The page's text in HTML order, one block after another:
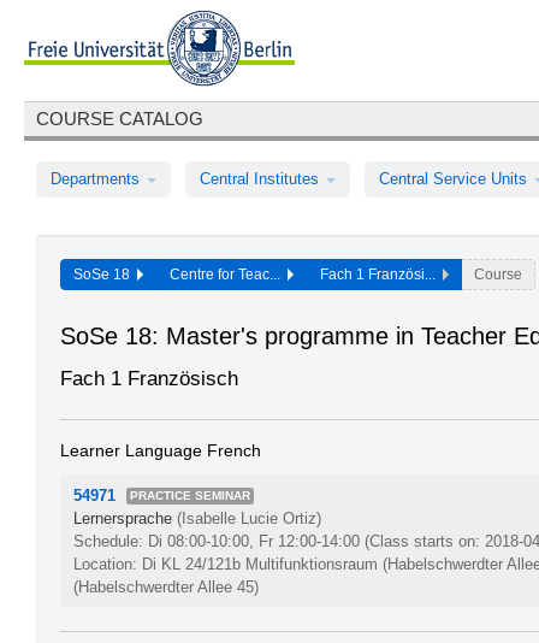
COURSE CATALOG
Departments Central Institutes Central Service Units
SoSe 18 Centre for Teac... Fach 1 Französi... Course
SoSe 18: Master's programme in Teacher
Fach 1 Französisch
Learner Language French
54971 PRACTICE SEMINAR
Lernersprache (Isabelle Lucie Ortiz)
Schedule: Di 08:00-10:00, Fr 12:00-14:00 (Class starts on: 2018-
Location: Di KL 24/121b Multifunktionsraum (Habelschwerdter
(Habelschwerdter Allee 45)